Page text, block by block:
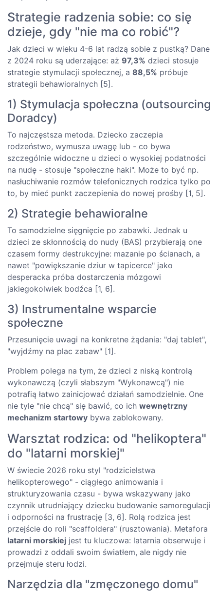
Strategie radzenia sobie: co się
dzieje, gdy "nie ma co robić"?
Jak dzieci w wieku 4-6 lat radzą sobie z pustką? Dane
z 2024 roku są uderzające: aż 97,3% dzieci stosuje
strategie stymulacji społecznej, a 88,5% próbuje
strategii behawioralnych [5].
1) Stymulacja społeczna (outsourcing
Doradcy)
To najczęstsza metoda. Dziecko zaczepia
rodzeństwo, wymusza uwagę lub - co bywa
szczególnie widoczne u dzieci o wysokiej podatności
na nudę - stosuje "społeczne haki". Może to być np.
nasłuchiwanie rozmów telefonicznych rodzica tylko po
to, by mieć punkt zaczepienia do nowej prośby [1, 5].
2) Strategie behawioralne
To samodzielne sięgnięcie po zabawki. Jednak u
dzieci ze skłonnością do nudy (BAS) przybierają one
czasem formy destrukcyjne: mazanie po ścianach, a
nawet "powiększanie dziur w tapicerce" jako
desperacka próba dostarczenia mózgowi
jakiegokolwiek bodźca [1, 6].
3) Instrumentalne wsparcie
społeczne
Przesunięcie uwagi na konkretne żądania: "daj tablet",
"wyjdźmy na plac zabaw" [1].
Problem polega na tym, że dzieci z niską kontrolą
wykonawczą (czyli słabszym "Wykonawcą") nie
potrafią łatwo zainicjować działań samodzielnie. One
nie tyle "nie chcą" się bawić, co ich wewnętrzny
mechanizm startowy bywa zablokowany.
Warsztat rodzica: od "helikoptera"
do "latarni morskiej"
W świecie 2026 roku styl "rodzicielstwa
helikopterowego" - ciągłego animowania i
strukturyzowania czasu - bywa wskazywany jako
czynnik utrudniający dziecku budowanie samoregulacji
i odporności na frustrację [3, 6]. Rolą rodzica jest
przejście do roli "scaffoldera" (rusztowania). Metafora
latarni morskiej jest tu kluczowa: latarnia obserwuje i
prowadzi z oddali swoim światłem, ale nigdy nie
przejmuje steru łodzi.
Narzędzia dla "zmęczonego domu"